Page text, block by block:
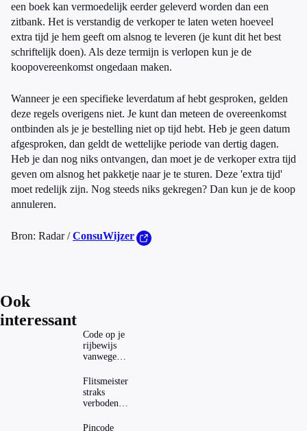
een boek kan vermoedelijk eerder geleverd worden dan een
zitbank. Het is verstandig de verkoper te laten weten hoeveel
extra tijd je hem geeft om alsnog te leveren (je kunt dit het best
schriftelijk doen). Als deze termijn is verlopen kun je de
koopovereenkomst ongedaan maken.
Wanneer je een specifieke leverdatum af hebt gesproken, gelden
deze regels overigens niet. Je kunt dan meteen de overeenkomst
ontbinden als je je bestelling niet op tijd hebt. Heb je geen datum
afgesproken, dan geldt de wettelijke periode van dertig dagen.
Heb je dan nog niks ontvangen, dan moet je de verkoper extra tijd
geven om alsnog het pakketje naar je te sturen. Deze 'extra tijd'
moet redelijk zijn. Nog steeds niks gekregen? Dan kun je de koop
annuleren.
Bron: Radar /ConsuWijzer
Ook
interessant
Code op je
rijbewijs
vanwege
autisme?
Zo
verwijder
Flitsmeister
straks
verboden?
regels in
Pincode